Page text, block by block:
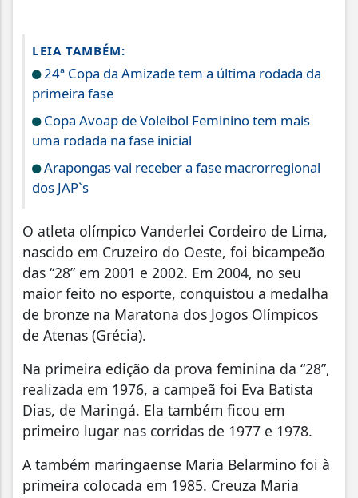
LEIA TAMBÉM:
24ª Copa da Amizade tem a última rodada da
primeira fase
Copa Avoap de Voleibol Feminino tem mais
uma rodada na fase inicial
Arapongas vai receber a fase macrorregional
dos JAP`s
O atleta olímpico Vanderlei Cordeiro de Lima,
nascido em Cruzeiro do Oeste, foi bicampeão
das “28” em 2001 e 2002. Em 2004, no seu
maior feito no esporte, conquistou a medalha
de bronze na Maratona dos Jogos Olímpicos
de Atenas (Grécia).
Na primeira edição da prova feminina da “28”,
realizada em 1976, a campeã foi Eva Batista
Dias, de Maringá. Ela também ficou em
primeiro lugar nas corridas de 1977 e 1978.
A também maringaense Maria Belarmino foi à
primeira colocada em 1985. Creuza Maria